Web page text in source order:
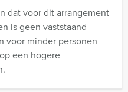
dat voor dit arrangement
is geen vaststaand
voor minder personen
een hogere